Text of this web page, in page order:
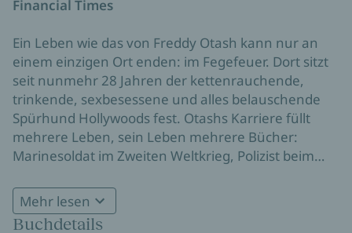
Financial Times
Ein Leben wie das von Freddy Otash kann nur an
einem einzigen Ort enden: im Fegefeuer. Dort sitzt
seit nunmehr 28 Jahren der kettenrauchende,
trinkende, sexbesessene und alles belauschende
Spürhund Hollywoods fest. Otashs Karriere füllt
mehrere Leben, sein Leben mehrere Bücher:
Marinesoldat im Zweiten Weltkrieg, Polizist beim
Fünfzigerjahren wichtigster Redakteur des
Boulevardmagazins Confidential, das die kleineren
Mehr lesen
Buchdetails